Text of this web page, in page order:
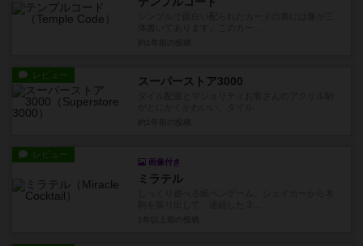
レビュー スーパーストア3000
レビュー
画像付き
ミラテル